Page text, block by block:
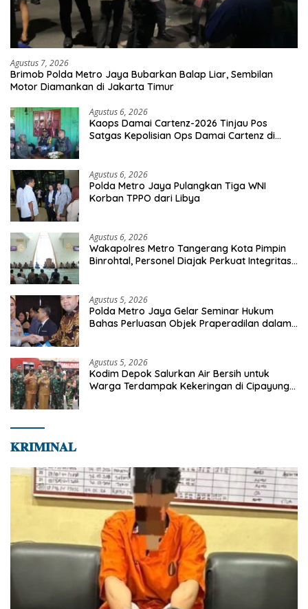
Agustus 7, 2026
Brimob Polda Metro Jaya Bubarkan Balap Liar, Sembilan
Motor Diamankan di Jakarta Timur
Agustus 6, 2026
Kaops Damai Cartenz-2026 Tinjau Pos
Satgas Kepolisian Ops Damai Cartenz di
Agustus 6, 2026
Polda Metro Jaya Pulangkan Tiga WNI
Korban TPPO dari Libya
Agustus 6, 2026
Wakapolres Metro Tangerang Kota Pimpin
Binrohtal, Personel Diajak Perkuat Integritas
Agustus 5, 2026
Polda Metro Jaya Gelar Seminar Hukum
Bahas Perluasan Objek Praperadilan dalam
Agustus 5, 2026
Kodim Depok Salurkan Air Bersih untuk
Warga Terdampak Kekeringan di Cipayung
𝐊𝐑𝐈𝐌𝐈𝐍𝐀𝐋